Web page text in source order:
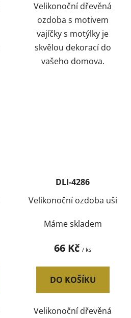
Velikonoční dřevěná
ozdoba s motivem
vajíčky s motýlky je
skvělou dekorací do
vašeho domova.
DLI-4286
Velikonoční ozdoba uši
Máme skladem
66 Kč / ks
DO KOŠÍKU
Velikonoční dřevěná